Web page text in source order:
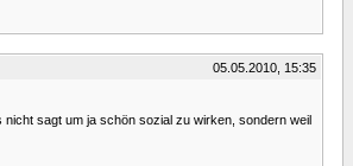
05.05.2010, 15:35
sagt um ja schön sozial zu wirken, sondern weil